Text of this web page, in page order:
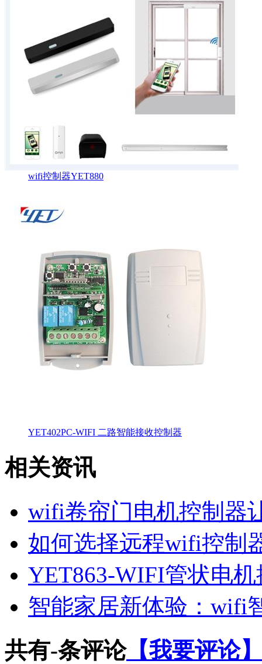
wifi控制器YET880
YET402PC-WIFI 二路智能接收控制器
相关资讯
wifi卷帘门电机控制器
如何选择远程wifi控制
YET863-WIFI管状电
智能家居新体验：wifi
共有-条评论【我要评论